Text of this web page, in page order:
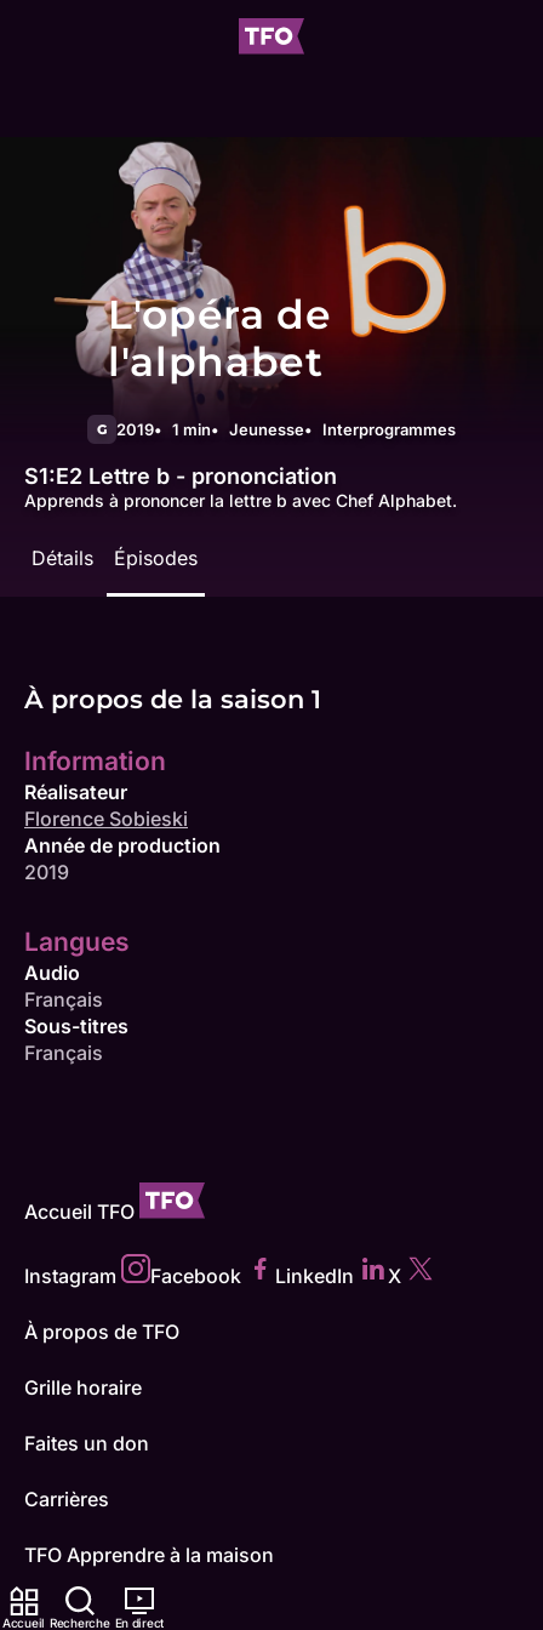
Accueil Recherche En direct
L'opéra de
l'alphabet
G 2019 1 min Jeunesse Interprogrammes
S1:E2 Lettre b - prononciation
Apprends à prononcer la lettre b avec Chef Alphabet.
Détails Épisodes
À propos de la saison 1
Information
Réalisateur
Florence Sobieski
Année de production
2019
Langues
Audio
Français
Sous-titres
Français
Accueil TFO
Instagram Facebook LinkedIn X
À propos de TFO
Grille horaire
Faites un don
Carrières
TFO Apprendre à la maison
Comment nous capter